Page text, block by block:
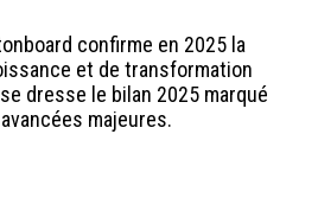
confirme en 2025 la
et de transformation
dresse le bilan 2025 marqué
majeures.